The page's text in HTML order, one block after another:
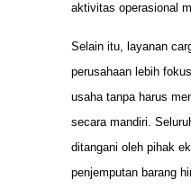
aktivitas operasional
Selain itu, layanan
perusahaan lebih
usaha tanpa harus
secara mandiri.
ditangani oleh pihak
penjemputan barang